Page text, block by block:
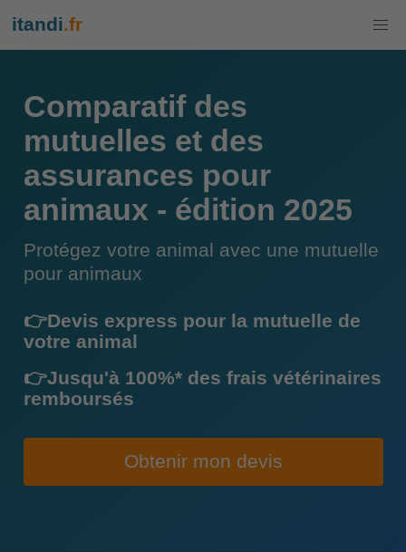
itandi.fr
Comparatif des
mutuelles et des
assurances pour
animaux - édition 2025
Protégez votre animal avec une mutuelle
pour animaux
👉Devis express pour la mutuelle de
votre animal
👉Jusqu'à 100%* des frais vétérinaires
remboursés
Obtenir mon devis